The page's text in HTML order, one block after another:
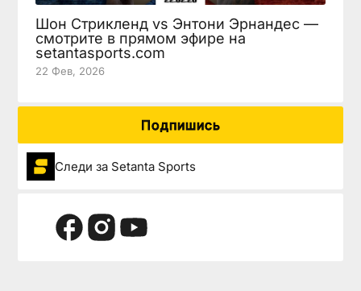
Шон Стрикленд vs Энтони Эрнандес —
смотрите в прямом эфире на
setantasports.com
22 Фев, 2026
Подпишись
Следи за Setanta Sports